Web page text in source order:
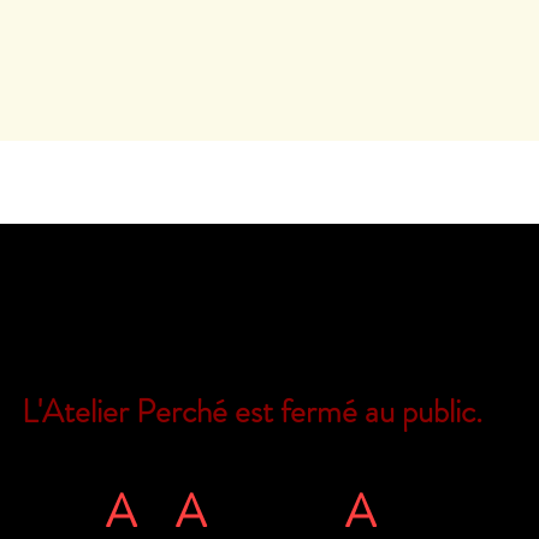
L'Atelier Perché est fermé au public.
Art Atous ég Ards